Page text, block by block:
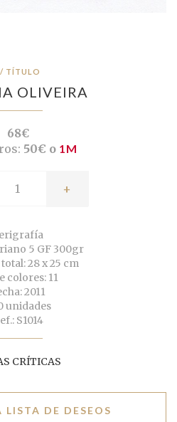
TÍTULO
OLIVEIRA
68€
50€ o 1M
+
5 GF 300gr
28 x 25 cm
colores: 11
2011
unidades
S1014
CRÍTICAS
DE DESEOS